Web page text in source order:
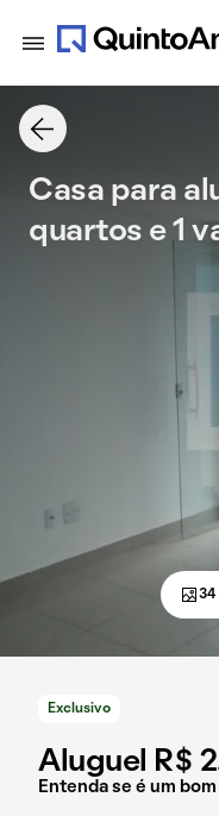
Exclusivo
Aluguel R$
Entenda se é um
Casa para
quartos e 1
34